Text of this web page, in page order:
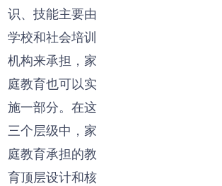
识、技能主要由
学校和社会培训
机构来承担，家
庭教育也可以实
施一部分。在这
三个层级中，家
庭教育承担的教
育顶层设计和核